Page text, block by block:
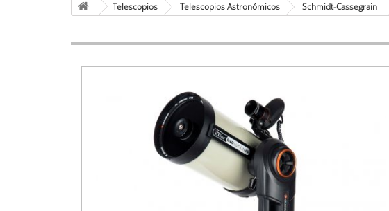
Telescopios Telescopios Astronómicos Schmidt-Cassegrain